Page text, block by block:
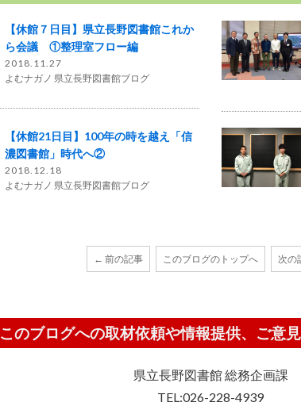
【休館７日目】県立長野図書館これか
ら会議 ①整理室フロー編
2018.11.27
よむナガノ 県立長野図書館ブログ
【休館21日目】100年の時を越え「信
濃図書館」時代へ②
2018.12.18
よむナガノ 県立長野図書館ブログ
← 前の記事 このブログのトップへ 次の
このブログへの取材依頼や情報提供、ご意
県立長野図書館 総務企画課
TEL:026-228-4939